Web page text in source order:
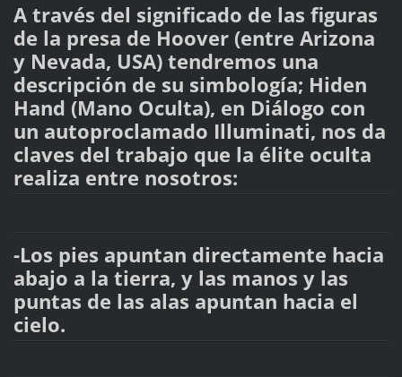
A través del significado de las figuras
de la presa de Hoover (entre Arizona
y Nevada, USA) tendremos una
descripción de su simbología; Hiden
Hand (Mano Oculta), en Diálogo con
un autoproclamado Illuminati, nos da
claves del trabajo que la élite oculta
realiza entre nosotros:
-Los pies apuntan directamente hacia
abajo a la tierra, y las manos y las
puntas de las alas apuntan hacia el
cielo.